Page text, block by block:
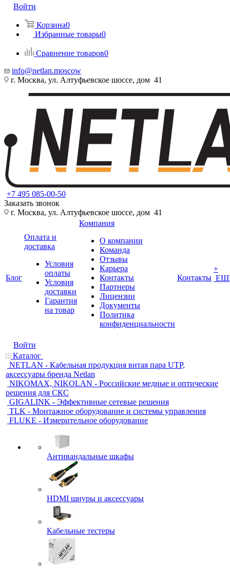
Войти
Корзина0
Избранные товары0
Сравнение товаров0
info@netlan.moscow
г. Москва, ул. Алтуфьевское шоссе, дом 41
+7 495 085-00-50
Заказать звонок
г. Москва, ул. Алтуфьевское шоссе, дом 41
Блог
Оплата и
доставка
Условия
оплаты
Условия
доставки
Гарантия
на товар
Компания
О компании
Команда
Отзывы
Карьера
Контакты
Партнеры
Лицензии
Документы
Политика
конфиденциальности
Контакты
+
Войти
Каталог
NETLAN - Кабельная продукция витая пара UTP,
аксессуары бренда Netlan
NIKOMAX, NIKOLAN - Российские медные и оптические
решения для СКС
GIGALINK - Эффективные сетевые решения
TLK - Монтажное оборудование и системы управления
FLUKE - Измерительное оборудование
Антивандальные шкафы
HDMI шнуры и аксессуары
Кабельные тестеры